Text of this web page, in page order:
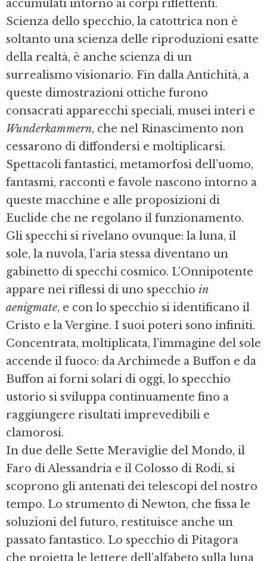
accumulati intorno ai corpi riflettenti.
Scienza dello specchio, la catottrica non è
soltanto una scienza delle riproduzioni esatte
della realtà, è anche scienza di un
surrealismo visionario. Fin dalla Antichità, a
queste dimostrazioni ottiche furono
consacrati apparecchi speciali, musei interi e
Wunderkammern, che nel Rinascimento non
cessarono di diffondersi e moltiplicarsi.
Spettacoli fantastici, metamorfosi dell’uomo,
fantasmi, racconti e favole nascono intorno a
queste macchine e alle proposizioni di
Euclide che ne regolano il funzionamento.
Gli specchi si rivelano ovunque: la luna, il
sole, la nuvola, l’aria stessa diventano un
gabinetto di specchi cosmico. L’Onnipotente
appare nei riflessi di uno specchio in
aenigmate, e con lo specchio si identificano il
Cristo e la Vergine. I suoi poteri sono infiniti.
Concentrata, moltiplicata, l’immagine del sole
accende il fuoco: da Archimede a Buffon e da
Buffon ai forni solari di oggi, lo specchio
ustorio si sviluppa continuamente fino a
raggiungere risultati imprevedibili e
clamorosi.
In due delle Sette Meraviglie del Mondo, il
Faro di Alessandria e il Colosso di Rodi, si
scoprono gli antenati dei telescopi del nostro
tempo. Lo strumento di Newton, che fissa le
soluzioni del futuro, restituisce anche un
passato fantastico. Lo specchio di Pitagora
che proietta le lettere dell’alfabeto sulla luna